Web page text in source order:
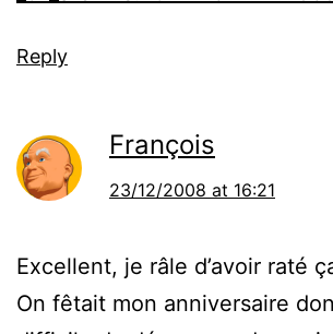
Reply
François
23/12/2008 at 16:21
Excellent, je râle d’avoir raté
On fêtait mon anniversaire